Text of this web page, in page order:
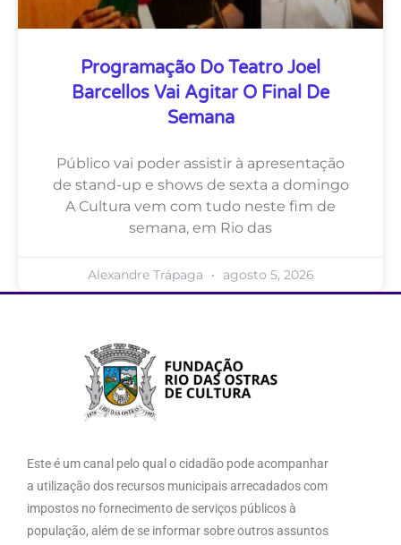
Programação Do Teatro Joel
Barcellos Vai Agitar O Final De
Semana
Público vai poder assistir à apresentação
de stand-up e shows de sexta a domingo
A Cultura vem com tudo neste fim de
semana, em Rio das
Alexandre Trápaga agosto 5, 2026
Este é um canal pelo qual o cidadão pode acompanhar
a utilização dos recursos municipais arrecadados com
impostos no fornecimento de serviços públicos à
população, além de se informar sobre outros assuntos